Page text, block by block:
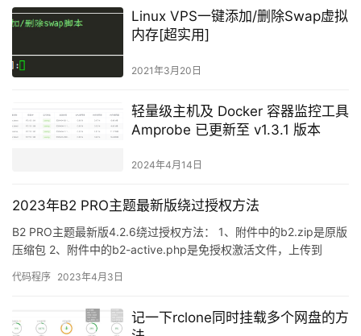
Linux VPS一键添加/删除Swap虚拟
内存[超实用]
2021年3月20日
轻量级主机及 Docker 容器监控工具
Amprobe 已更新至 v1.3.1 版本
2024年4月14日
2023年B2 PRO主题最新版绕过授权方法
B2 PRO主题最新版4.2.6绕过授权方法： 1、附件中的b2.zip是原版
压缩包 2、附件中的b2-active.php是免授权激活文件，上传到
代码程序 2023年4月3日
记一下rclone同时挂载多个网盘的方